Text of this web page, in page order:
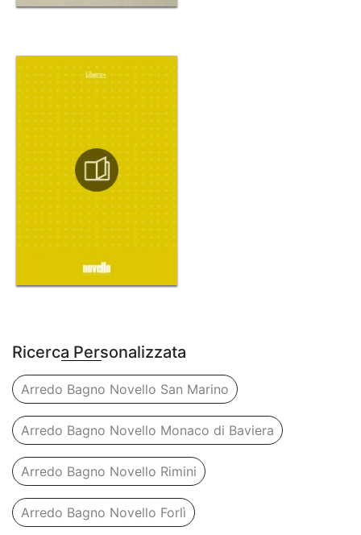
Ricerca Personalizzata
Arredo Bagno Novello San Marino
Arredo Bagno Novello Monaco di Baviera
Arredo Bagno Novello Rimini
Arredo Bagno Novello Forlì